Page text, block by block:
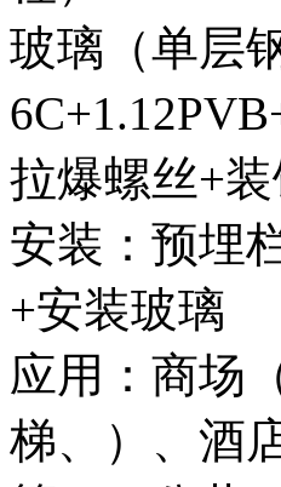
玻璃（单层
拉爆螺丝+
安装：预埋
+安装玻璃
应用：商场
梯、）、酒